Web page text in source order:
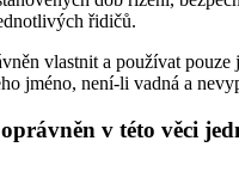
řidičů.
vlastnit a používat pouze
jméno, není-li vadná a
v této věci